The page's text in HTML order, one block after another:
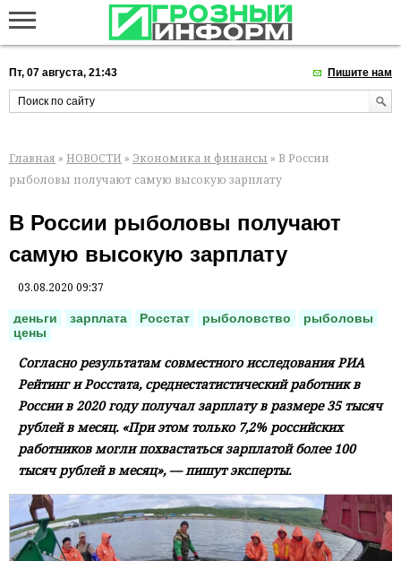
Пт, 07 августа, 21:43 Пишите нам
Главная » НОВОСТИ » Экономика и финансы » В России
рыболовы получают самую высокую зарплату
В России рыболовы получают
самую высокую зарплату
03.08.2020 09:37
деньги зарплата Росстат рыболовство
рыболовы
цены
Согласно результатам совместного исследования РИА
Рейтинг и Росстата, среднестатистический работник в
России в 2020 году получал зарплату в размере 35 тысяч
рублей в месяц. «При этом только 7,2% российских
работников могли похвастаться зарплатой более 100
тысяч рублей в месяц», — пишут эксперты.